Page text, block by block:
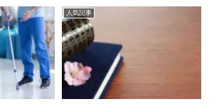
人気記事